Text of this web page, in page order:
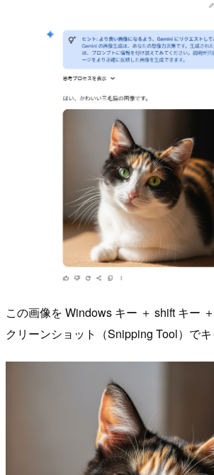
この画像を Windows キー ＋ shift キー
クリーンショット（Snipping Tool）でキ